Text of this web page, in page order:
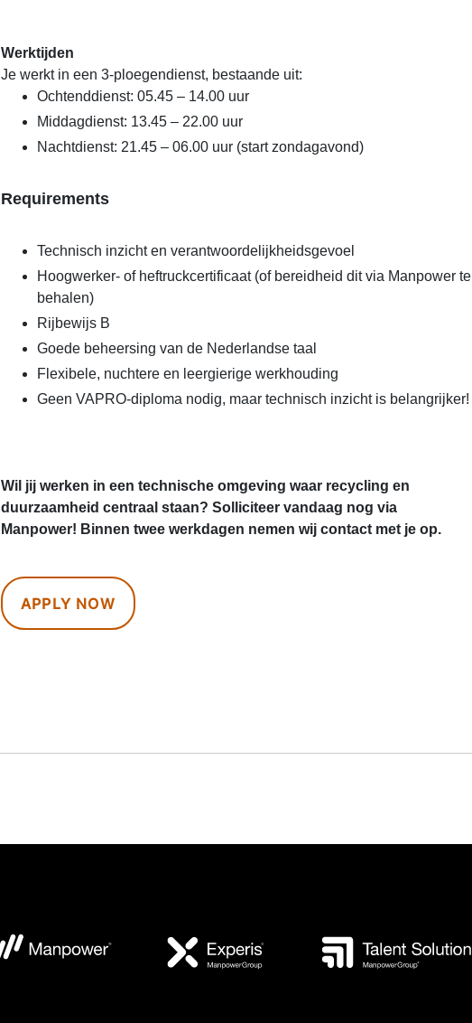
Werktijden
Je werkt in een 3-ploegendienst, bestaande uit:
Ochtenddienst: 05.45 – 14.00 uur
Middagdienst: 13.45 – 22.00 uur
Nachtdienst: 21.45 – 06.00 uur (start zondagavond)
Requirements
Technisch inzicht en verantwoordelijkheidsgevoel
Hoogwerker- of heftruckcertificaat (of bereidheid dit via Manpower te
behalen)
Rijbewijs B
Goede beheersing van de Nederlandse taal
Flexibele, nuchtere en leergierige werkhouding
Geen VAPRO-diploma nodig, maar technisch inzicht is belangrijker!
Wil jij werken in een technische omgeving waar recycling en
duurzaamheid centraal staan? Solliciteer vandaag nog via
Manpower! Binnen twee werkdagen nemen wij contact met je op.
APPLY NOW